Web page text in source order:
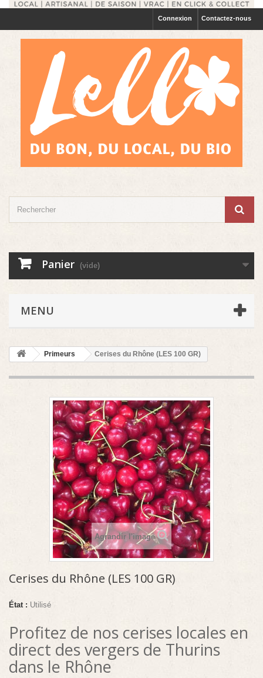
Contactez-nous
Connexion
Panier (vide)
MENU
Primeurs Cerises du Rhône (LES 100 GR)
Agrandir l'image
Cerises du Rhône (LES 100 GR)
État : Utilisé
Profitez de nos cerises locales en
direct des vergers de Thurins
dans le Rhône